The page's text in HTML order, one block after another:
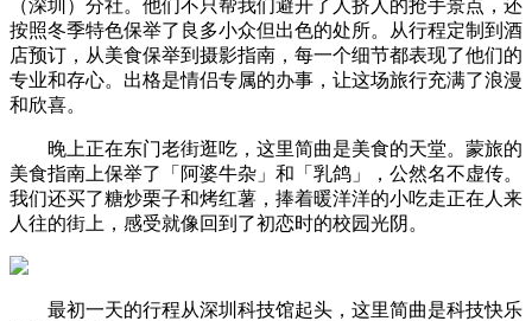
（深圳）分社。他们不只帮我们避开了人挤人的抢手景点，还
按照冬季特色保举了良多小众但出色的处所。从行程定制到酒
店预订，从美食保举到摄影指南，每一个细节都表现了他们的
专业和存心。出格是情侣专属的办事，让这场旅行充满了浪漫
和欣喜。
晚上正在东门老街逛吃，这里简曲是美食的天堂。蒙旅的
美食指南上保举了「阿婆牛杂」和「乳鸽」，公然名不虚传。
我们还买了糖炒栗子和烤红薯，捧着暖洋洋的小吃走正在人来
人往的街上，感受就像回到了初恋时的校园光阴。
最初一天的行程从深圳科技馆起头，这里简曲是科技快乐